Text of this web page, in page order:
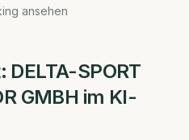
ansehen
DELTA-SPORT
GMBH im KI-